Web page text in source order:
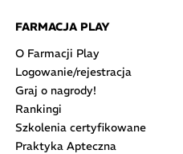
FARMACJA PLAY
O Farmacji Play
Logowanie/rejestracja
Graj o nagrody!
Rankingi
Szkolenia certyfikowane
Praktyka Apteczna